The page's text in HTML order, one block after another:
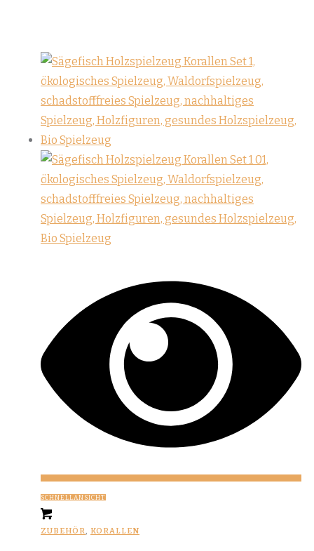
SCHNELLANSICHT
ZUBEHÖR, KORALLEN